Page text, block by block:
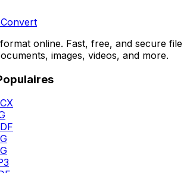
online. Fast, free, and secure file
images, videos, and more.